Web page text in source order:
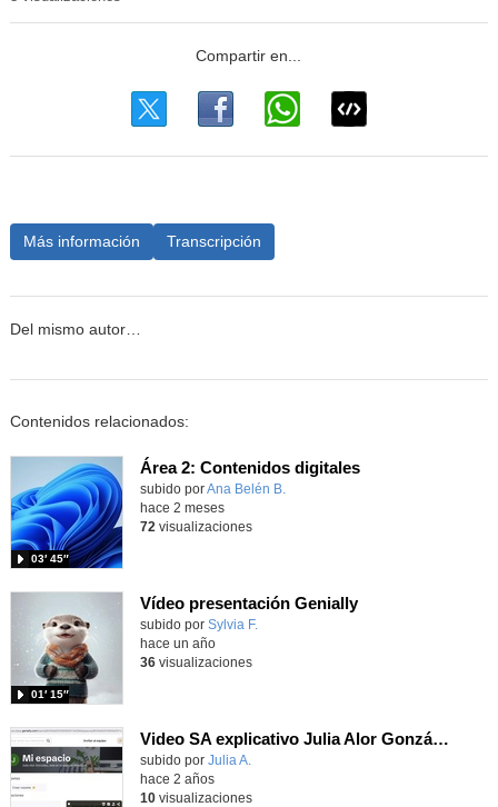
Más información Transcripción
Del mismo autor…
Contenidos relacionados:
Área 2: Contenidos digitales
Contenido educativo.
subido porAna Belén B.
03′ 45″
hace 2 meses
72 visualizaciones
Vídeo presentación Genially
Contenido educativo.
subido por Sylvia F.
01′ 15″
hace un año
36visualizaciones
Video SA explicativo Julia Alor González
Contenido educativo.
subido por Julia A.
hace 2 años
10visualizaciones